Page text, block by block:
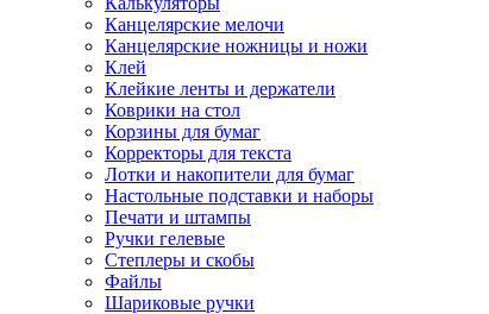
Канцелярские мелочи
Канцелярские ножницы и ножи
Клей
Клейкие ленты и держатели
Коврики на стол
Корзины для бумаг
Корректоры для текста
Лотки и накопители для бумаг
Настольные подставки и наборы
Печати и штампы
Ручки гелевые
Степлеры и скобы
Файлы
Шариковые ручки